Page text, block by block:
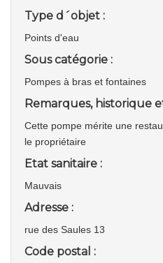
Type d´objet :
Points d'eau
Sous catégorie :
Pompes à bras et fontaines
Remarques, historique
Cette pompe mérite une
le propriétaire
Etat sanitaire :
Mauvais
Adresse :
rue des Saules 13
Code postal :